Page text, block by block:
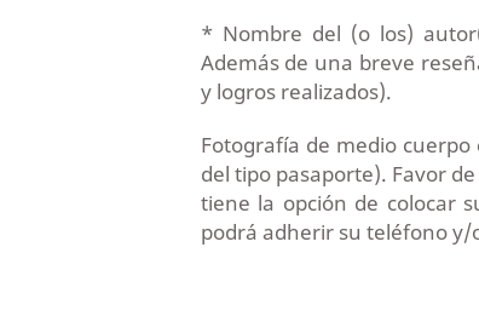
* Nombre del (o los)
Además de una breve
y logros realizados).
Fotografía de medio
del tipo pasaporte). Favor
tiene la opción de colocar
podrá adherir su teléfono y/